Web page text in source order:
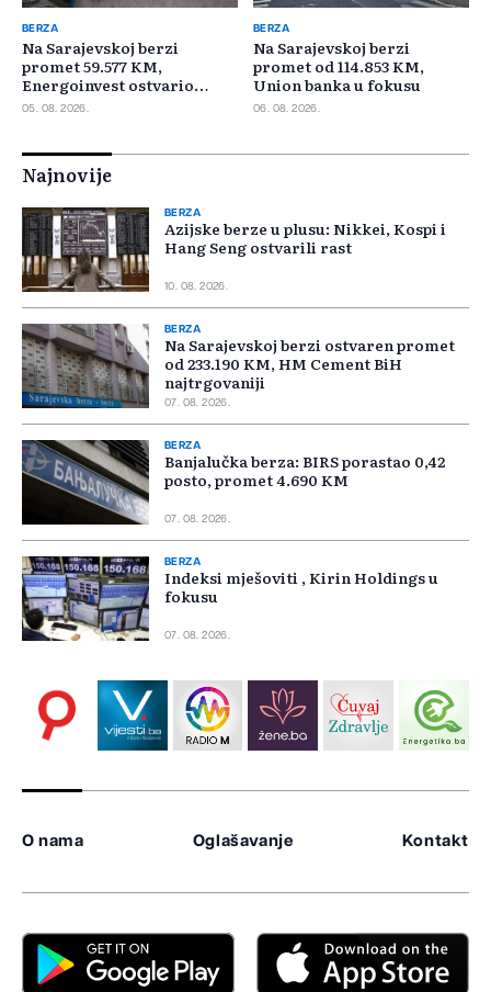
BERZA
Na Sarajevskoj berzi
promet 59.577 KM,
Energoinvest ostvario
najveći promet
05. 08. 2026.
BERZA
Na Sarajevskoj berzi
promet od 114.853 KM,
Union banka u fokusu
06. 08. 2026.
Najnovije
BERZA
Azijske berze u plusu: Nikkei, Kospi i
Hang Seng ostvarili rast
10. 08. 2026.
BERZA
Na Sarajevskoj berzi ostvaren promet
od 233.190 KM, HM Cement BiH
najtrgovaniji
07. 08. 2026.
BERZA
Banjalučka berza: BIRS porastao 0,42
posto, promet 4.690 KM
07. 08. 2026.
BERZA
Indeksi mješoviti , Kirin Holdings u
fokusu
07. 08. 2026.
O nama Oglašavanje Kontakt